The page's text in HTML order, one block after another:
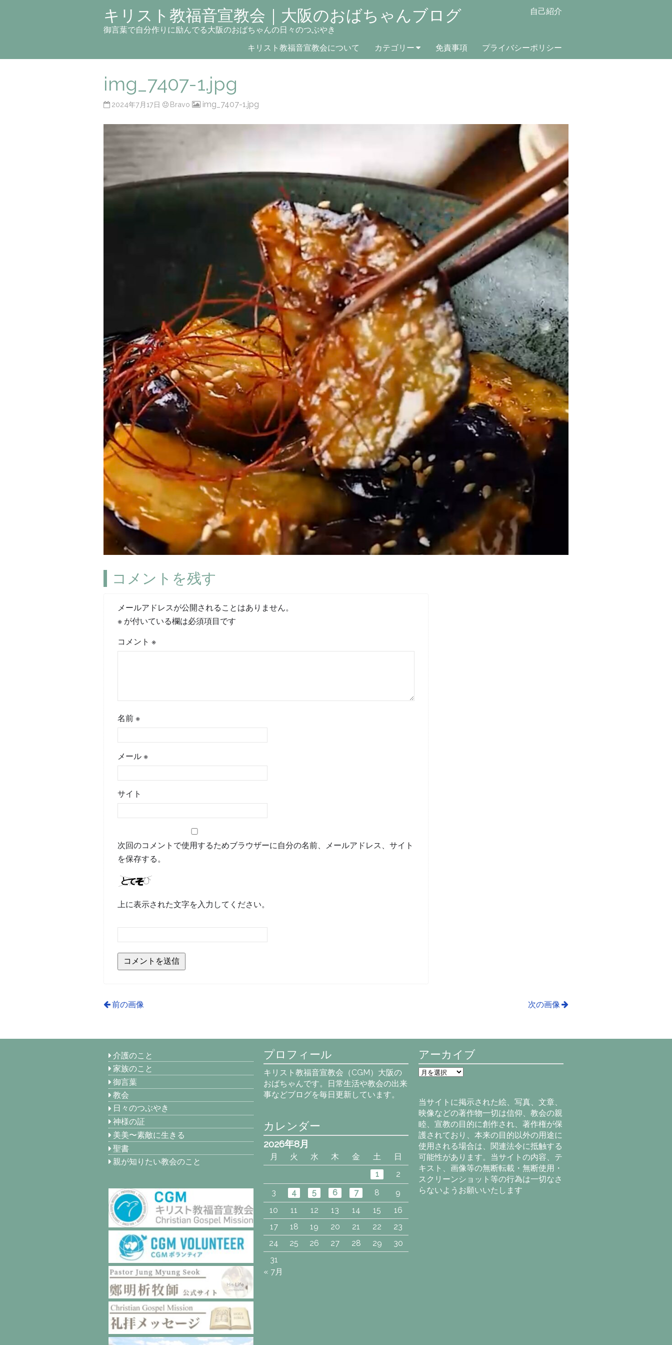
キリスト教福音宣教会｜大阪のおばちゃんブログ
御言葉で自分作りに励んでる大阪のおばちゃんの日々のつぶやき
自己紹介
キリスト教福音宣教会について カテゴリー 免責事項 プライバシーポリシー
img_7407-1.jpg
2024年7月17日 Bravo img_7407-1.jpg
コメントを残す
メールアドレスが公開されることはありません。
※ が付いている欄は必須項目です
コメント※
名前※
メール※
サイト
次回のコメントで使用するためブラウザーに自分の名前、メールアドレス、サイト
を保存する。
上に表示された文字を入力してください。
次の画像
前の画像
介護のこと
家族のこと
御言葉
教会
日々のつぶやき
神様の証
美美〜素敵に生きる
聖書
親が知りたい教会のこと
プロフィール
キリスト教福音宣教会（CGM）大阪の
おばちゃんです。日常生活や教会の出来
事などブログを毎日更新しています。
アーカイブ
ア
ー
ブ
当サイトに掲示された絵、写真、文章、
映像などの著作物一切は信仰、教会の親
睦、宣教の目的に創作され、著作権が保
護されており、本来の目的以外の用途に
使用される場合は、関連法令に抵触する
可能性があります。当サイトの内容、テ
キスト、画像等の無断転載・無断使用・
スクリーンショット等の行為は一切なさ
らないようお願いいたします
カレンダー
2026年8月
月 火 水 木 金 土
日
1
2
3
4 5 6 7 8
9
10
11 12 13 14 15
16
17
18 19 20 21 22
23
24
25 26 27 28 29
30
31
« 7月